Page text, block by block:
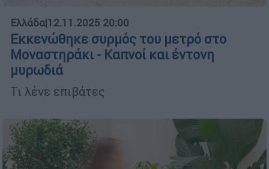
Ελλάδα|12.11.2025 20:00
Εκκενώθηκε συρμός του μετρό στο
Μοναστηράκι - Καπνοί και έντονη
μυρωδιά
Τι λένε επιβάτες